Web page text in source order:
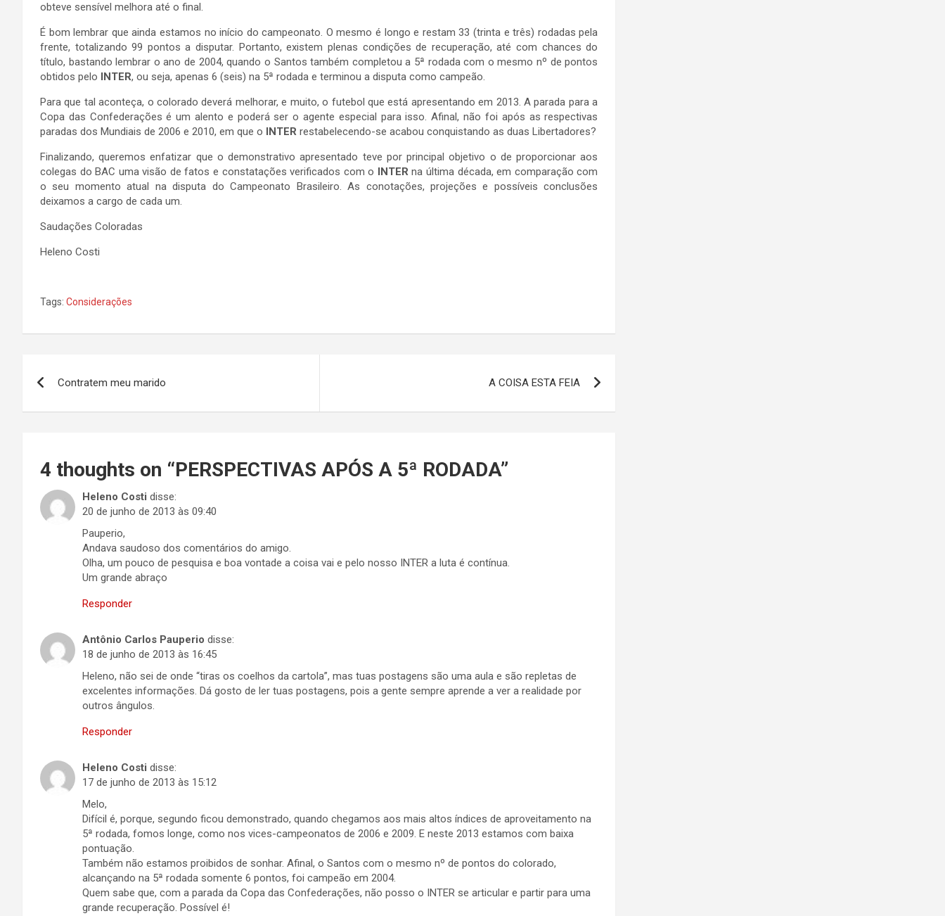
obteve sensível melhora até o final.
É bom lembrar que ainda estamos no início do campeonato. O mesmo é longo e restam 33 (trinta e três) rodadas pela
frente, totalizando 99 pontos a disputar. Portanto, existem plenas condições de recuperação, até com chances do
título, bastando lembrar o ano de 2004, quando o Santos também completou a 5ª rodada com o mesmo nº de pontos
obtidos pelo INTER, ou seja, apenas 6 (seis) na 5ª rodada e terminou a disputa como campeão.
Para que tal aconteça, o colorado deverá melhorar, e muito, o futebol que está apresentando em 2013. A parada para a
Copa das Confederações é um alento e poderá ser o agente especial para isso. Afinal, não foi após as respectivas
paradas dos Mundiais de 2006 e 2010, em que o INTER restabelecendo-se acabou conquistando as duas Libertadores?
Finalizando, queremos enfatizar que o demonstrativo apresentado teve por principal objetivo o de proporcionar aos
colegas do BAC uma visão de fatos e constatações verificados com o INTERna última década, em comparação com
o seu momento atual na disputa do Campeonato Brasileiro. As conotações, projeções e possíveis conclusões
deixamos a cargo de cada um.
Saudações Coloradas
Heleno Costi
Tags: Considerações
de
Contratem meu marido A COISA ESTA FEIA
4 thoughts on “PERSPECTIVAS APÓS A 5ª RODADA”
Heleno Costi disse:
20 de junho de 2013 às 09:40
Pauperio,
Andava saudoso dos comentários do amigo.
Olha, um pouco de pesquisa e boa vontade a coisa vai e pelo nosso INTER a luta é contínua.
Um grande abraço
Responder
Antônio Carlos Pauperio disse:
18 de junho de 2013 às 16:45
Heleno, não sei de onde “tiras os coelhos da cartola”, mas tuas postagens são uma aula e são repletas de
excelentes informações. Dá gosto de ler tuas postagens, pois a gente sempre aprende a ver a realidade por
outros ângulos.
Responder
Heleno Costi disse:
17 de junho de 2013 às 15:12
Melo,
Difícil é, porque, segundo ficou demonstrado, quando chegamos aos mais altos índices de aproveitamento na
5ª rodada, fomos longe, como nos vices-campeonatos de 2006 e 2009. E neste 2013 estamos com baixa
pontuação.
Também não estamos proibidos de sonhar. Afinal, o Santos com o mesmo nº de pontos do colorado,
alcançando na 5ª rodada somente 6 pontos, foi campeão em 2004.
Quem sabe que, com a parada da Copa das Confederações, não posso o INTER se articular e partir para uma
grande recuperação. Possível é!